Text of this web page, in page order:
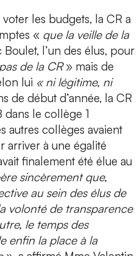
les budgets, la CR a
« que la veille de la
l’un des élus, pour
de la CR» mais de
lui « ni légitime, ni
de début d’année, la CR
dans le collège 1
autres collèges avaient
arriver à une égalité
finalement été élue au
sincèrement que,
au sein des élus de
volonté de transparence
le temps des
enfin la place à la